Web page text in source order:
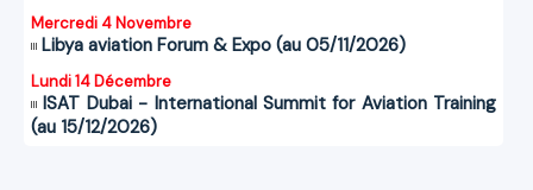
Mercredi 4 Novembre
Libya aviation Forum & Expo (au 05/11/2026)
Lundi 14 Décembre
ISAT Dubai - International Summit for Aviation Training
(au 15/12/2026)